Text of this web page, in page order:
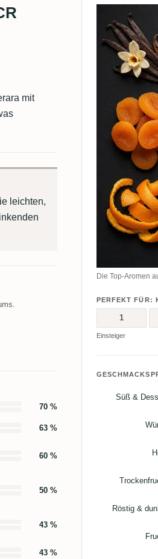
mit
leichten,
70 %
63 %
60 %
50 %
43 %
43 %
Die Top-Aromen
PERFEKT FÜR:
1
Einsteiger
Süß &
Röstig &